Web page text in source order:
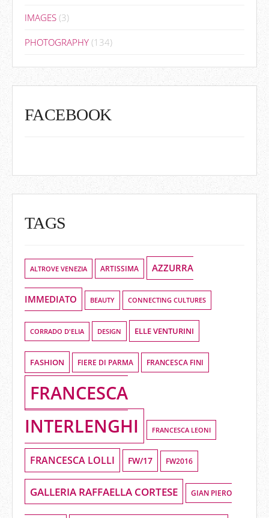
IMAGES (3)
PHOTOGRAPHY (134)
FACEBOOK
TAGS
ALTROVE VENEZIA ARTISSIMA AZZURRA
IMMEDIATO BEAUTY CONNECTING CULTURES
CORRADO D'ELIA DESIGN ELLE VENTURINI
FASHION FIERE DI PARMA FRANCESCA FINI
FRANCESCA
INTERLENGHI
FRANCESCA LEONI
FRANCESCA LOLLI FW/17 FW2016
GALLERIA RAFFAELLA CORTESE GIAN PIERO